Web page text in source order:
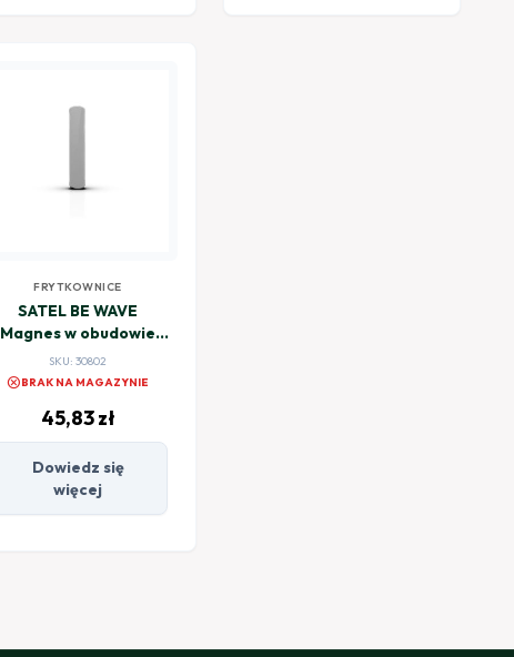
FRYTKOWNICE
SATEL BE WAVE
Magnes w obudowie
hermetycznej - szary
OPXM GY ABAX2
SKU: 30802
cancelBRAK NA MAGAZYNIE
45,83zł
Dowiedz się
więcej